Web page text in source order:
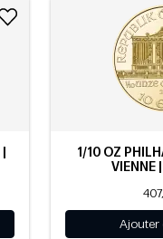
1/10 OZ
VIENNE
Ajouter